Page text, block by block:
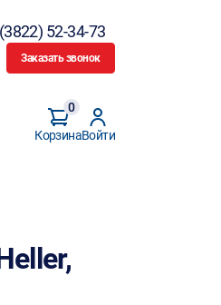
52-34-73
Заказать звонок
Корзина
0
Войти